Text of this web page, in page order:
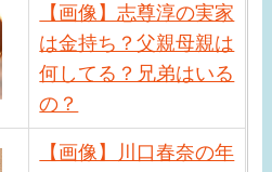
【画像】志尊淳の実家
は金持ち？父親母親は
何してる？兄弟はいる
の？
【画像】川口春奈の年